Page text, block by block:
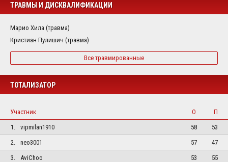
ТРАВМЫ И ДИСКВАЛИФИКАЦИИ
Марио Хила (травма)
Кристиан Пулишич (травма)
Все травмированные
ТОТАЛИЗАТОР
Участник О
П
1.
vipmilan1910 58
53
2.
neo3001 57
47
3.
AviChoo 53
55